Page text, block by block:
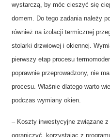
wystarczą, by móc cieszyć się
domem. Do tego zadania należy
również na izolacji termicznej
stolarki drzwiowej i okiennej.
pierwszy etap procesu
poprawnie przeprowadzony, nie
procesu. Właśnie dlatego warto
podczas wymiany okien.
– Koszty inwestycyjne związane
ograniczyć, korzystając z